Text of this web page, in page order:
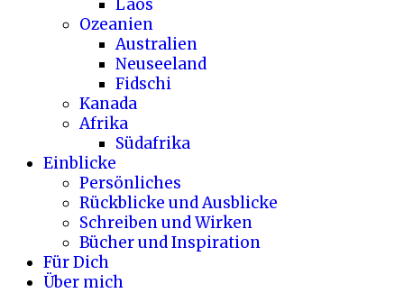
Laos
Ozeanien
Australien
Neuseeland
Fidschi
Kanada
Afrika
Südafrika
Einblicke
Persönliches
Rückblicke und Ausblicke
Schreiben und Wirken
Bücher und Inspiration
Für Dich
Über mich